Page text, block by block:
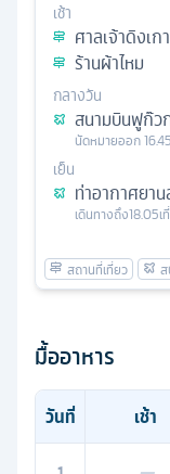
เช้า
ศาลเจ้าดิงเกา
ร้านผ้าไหม
กลางวัน
สนามบินฟูก๊ว
นัดหมายออก16.45
เย็น
ท่าอากาศยา
เดินทางถึง18.05เ
มื้ออาหาร
วันที่ เช้า